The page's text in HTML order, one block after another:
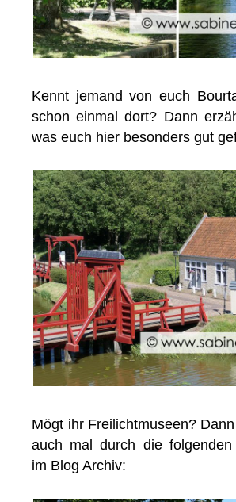
Kennt jemand von euch
schon einmal dort? Dann
was euch hier besonders gut
Mögt ihr Freilichtmuseen?
auch mal durch die folgenden
im Blog Archiv: